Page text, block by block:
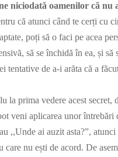
niciodată oamenilor că nu
că atunci când te cerți cu
poți să o faci pe acea
să se închidă în ea, și să
tentative de a-i arăta că a
la prima vedere acest secret,
veni aplicarea unor întrebări
,,Unde ai auzit asta?”, atunci
care nu ești de acord. De